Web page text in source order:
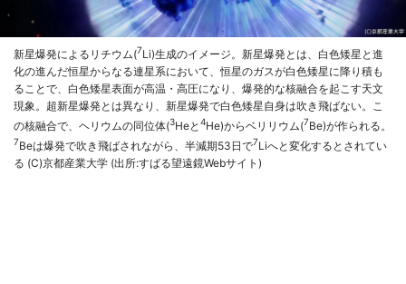
新星爆発によるリチウム(7Li)生成のイメージ。新星爆発とは、白色矮星と進
化の進んだ恒星からなる連星系において、恒星のガスが白色矮星に降り積も
ることで、白色矮星表面が高温・高圧になり、爆発的な核融合を起こす天文
現象。超新星爆発とは異なり、新星爆発で白色矮星自身は吹き飛ばない。こ
の核融合で、ヘリウムの同位体(3Heと 4He)からベリリウム(7Be)が作られる。
7Beは爆発で吹き飛ばされながら、半減期53日で7Liへと変化するとされてい
る (C)京都産業大学 (出所:すばる望遠鏡Webサイト)